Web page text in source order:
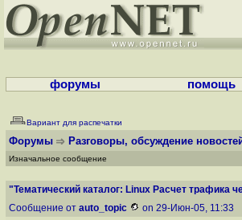
форумы помощь
Вариант для распечатки
Форумы Разговоры, обсуждение
Изначальное сообщение
"Тематический каталог: Linux Расчет трафика
Сообщение от auto_topic on 29-Июн-05, 11:33